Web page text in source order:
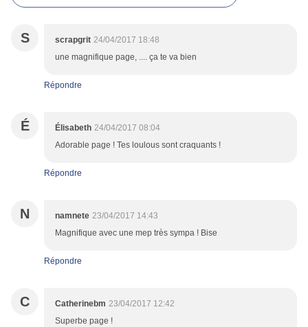
S scrapgrit 24/04/2017 18:48
une magnifique page, .... ça te va bien
Répondre
É Élisabeth 24/04/2017 08:04
Adorable page ! Tes loulous sont craquants !
Répondre
N namnete 23/04/2017 14:43
Magnifique avec une mep très sympa ! Bise
Répondre
C Catherinebm 23/04/2017 12:42
Superbe page !